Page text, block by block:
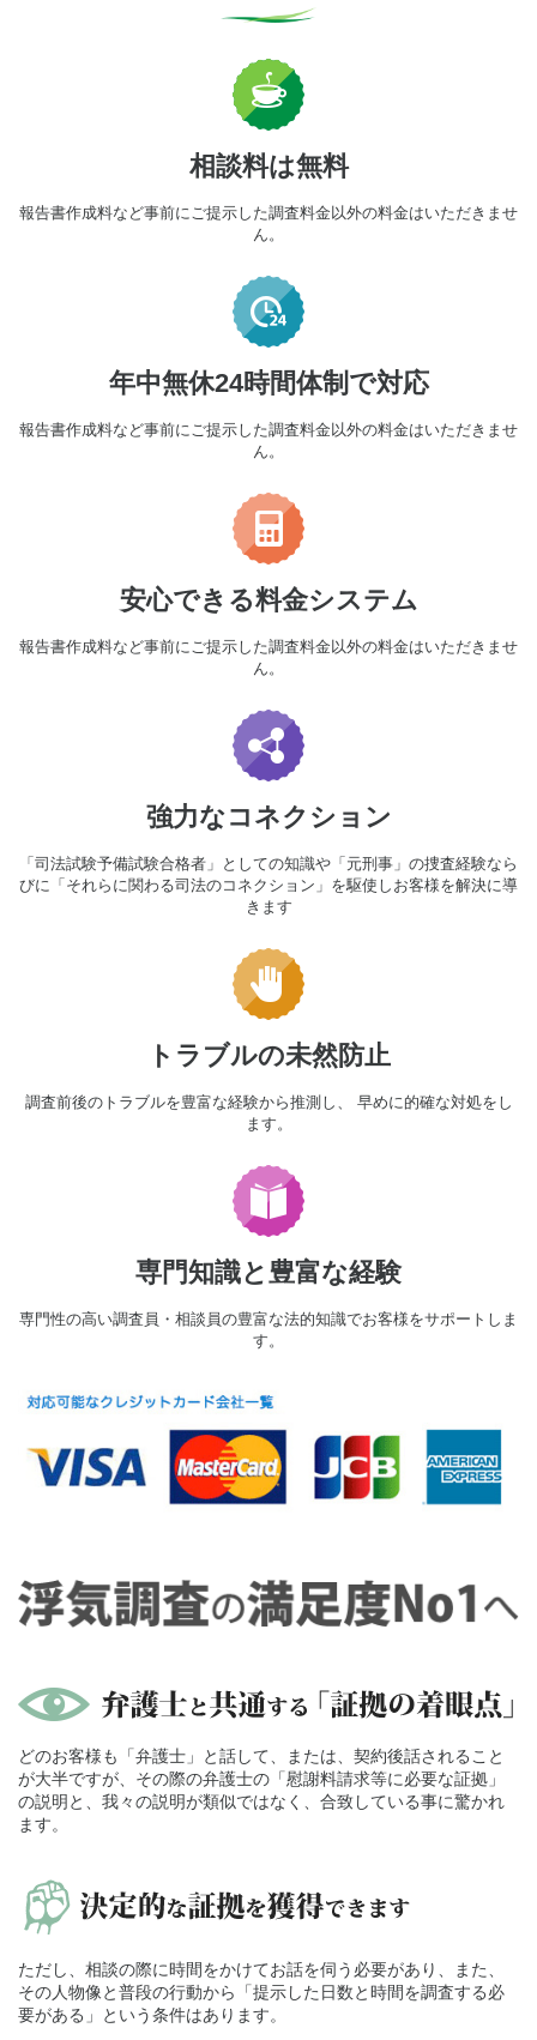
相談料は無料
報告書作成料など事前にご提示した調査料金以外の料金はいただきませ
ん。
年中無休24時間体制で対応
報告書作成料など事前にご提示した調査料金以外の料金はいただきませ
ん。
安心できる料金システム
報告書作成料など事前にご提示した調査料金以外の料金はいただきませ
ん。
強力なコネクション
「司法試験予備試験合格者」としての知識や「元刑事」の捜査経験なら
びに「それらに関わる司法のコネクション」を駆使しお客様を解決に導
きます
トラブルの未然防止
調査前後のトラブルを豊富な経験から推測し、 早めに的確な対処をし
ます。
専門知識と豊富な経験
専門性の高い調査員・相談員の豊富な法的知識でお客様をサポートしま
す。
どのお客様も「弁護士」と話して、または、契約後話されること
が大半ですが、その際の弁護士の「慰謝料請求等に必要な証拠」
の説明と、我々の説明が類似ではなく、合致している事に驚かれ
ます。
ただし、相談の際に時間をかけてお話を伺う必要があり、また、
その人物像と普段の行動から「提示した日数と時間を調査する必
要がある」という条件はあります。